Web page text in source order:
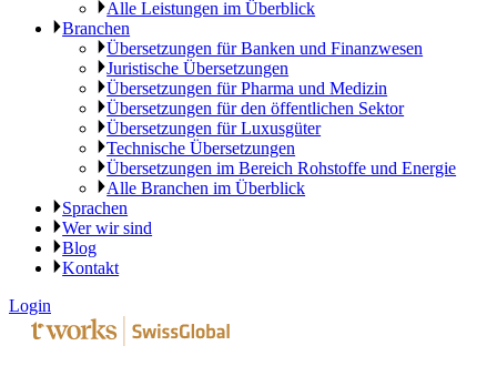
Alle Leistungen im Überblick
Branchen
Übersetzungen für Banken und Finanzwesen
Juristische Übersetzungen
Übersetzungen für Pharma und Medizin
Übersetzungen für den öffentlichen Sektor
Übersetzungen für Luxusgüter
Technische Übersetzungen
Übersetzungen im Bereich Rohstoffe und Energie
Alle Branchen im Überblick
Sprachen
Wer wir sind
Blog
Kontakt
Login